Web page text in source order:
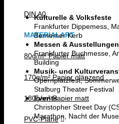
DIN A0
MATERIALART
80g/m² Papier matt
170g/m² Papier glänzend
180g/m² Papier matt
PVC-Plane
Kulturelle & Volksfeste
Frankfurter Dippemess,
Bernemer Kerb
Messen & Ausstellungen
Frankfurter Buchmesse,
Building
Musik- und
Opernplatzfest,
Stalburg Theater Festival
Events
Christopher Street Day
Marathon, Nacht der